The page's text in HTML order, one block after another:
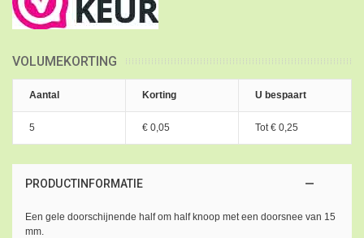
VOLUMEKORTING
Aantal Korting U bespaart
5 € 0,05 Tot € 0,25
PRODUCTINFORMATIE
Een gele doorschijnende half om half knoop met een doorsnee van 15
mm.